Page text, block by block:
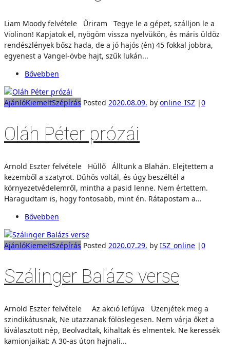
Liam Moody felvétele Űriram Tegye le a gépet, szálljon le a
Violinon! Kapjatok el, nyögöm vissza nyelvükön, és máris üldöz
rendészlények bősz hada, de a jó hajós (én) 45 fokkal jobbra,
egyenest a Vangel-övbe hajt, szűk lukán...
Bővebben
AjánlóKiemeltSzépírás Posted 2020.08.09. by online_ISZ |0
Oláh Péter prózái
Arnold Eszter felvétele Hüllő Álltunk a Blahán. Elejtettem a
kezemből a szatyrot. Dühös voltál, és úgy beszéltél a
környezetvédelemről, mintha a pasid lenne. Nem értettem.
Haragudtam is, hogy fontosabb, mint én. Rátapostam a...
Bővebben
AjánlóKiemeltSzépírás Posted 2020.07.29. by ISZ_online |0
Szálinger Balázs verse
Arnold Eszter felvétele Az akció lefújva Üzenjétek meg a
szindikátusnak, Ne utazzanak fölöslegesen. Nem várja őket a
kiválasztott nép, Beolvadtak, kihaltak és elmentek. Ne keressék
kamionjaikat: A 30-as úton hajnali...